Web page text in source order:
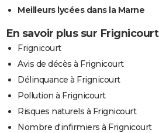
Meilleurs lycées dans la Marne
En savoir plus sur Frignicourt
Frignicourt
Avis de décès à Frignicourt
Délinquance à Frignicourt
Pollution à Frignicourt
Risques naturels à Frignicourt
Nombre d'infirmiers à Frignicourt